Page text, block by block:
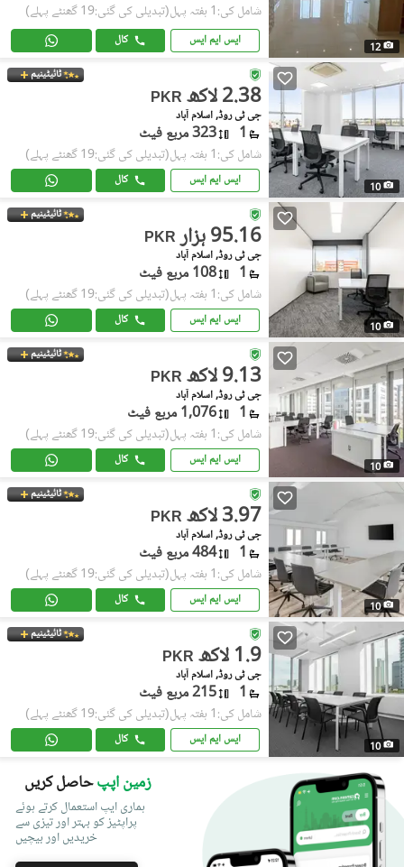
12
شامل کی:1 ہفتہ پہل (تبدیلی کی گئی:19 گھنٹے پہلے)
ایس ایم ایس کال
10
ٹائیٹینیم
PKR 2.38 لاکھ
جی ٹی روڈ, اسلام آباد
1 323 مربع فیٹ
شامل کی:1 ہفتہ پہل (تبدیلی کی گئی:19 گھنٹے پہلے)
ایس ایم ایس کال
10
ٹائیٹینیم
PKR 95.16 ہزار
جی ٹی روڈ, اسلام آباد
1 108 مربع فیٹ
شامل کی:1 ہفتہ پہل (تبدیلی کی گئی:19 گھنٹے پہلے)
ایس ایم ایس کال
10
ٹائیٹینیم
PKR 9.13 لاکھ
جی ٹی روڈ, اسلام آباد
1 1,076 مربع فیٹ
شامل کی:1 ہفتہ پہل (تبدیلی کی گئی:19 گھنٹے پہلے)
ایس ایم ایس کال
10
ٹائیٹینیم
PKR 3.97 لاکھ
جی ٹی روڈ, اسلام آباد
1 484 مربع فیٹ
شامل کی:1 ہفتہ پہل (تبدیلی کی گئی:19 گھنٹے پہلے)
ایس ایم ایس کال
10
ٹائیٹینیم
PKR 1.9 لاکھ
جی ٹی روڈ, اسلام آباد
1 215 مربع فیٹ
شامل کی:1 ہفتہ پہل (تبدیلی کی گئی:19 گھنٹے پہلے)
ایس ایم ایس کال
زمین اپپحاصل کریں
ہماری ایپ استعمال کرتے ہوئے
پراپٹیز کو بہتر اور تیزی سے
خریدیں اور بیچیں